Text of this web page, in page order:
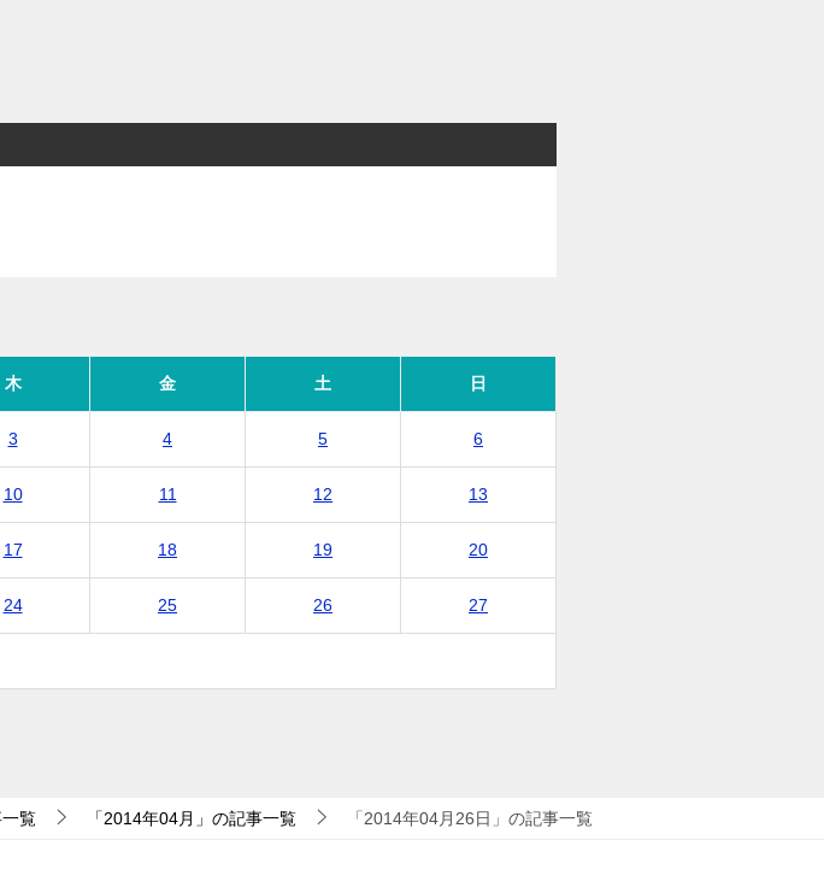
木 金 土 日
3 4 5 6
10 11 12 13
17 18 19 20
24 25 26 27
一覧 「2014年04月」の記事一覧 「2014年04月26日」の記事一覧